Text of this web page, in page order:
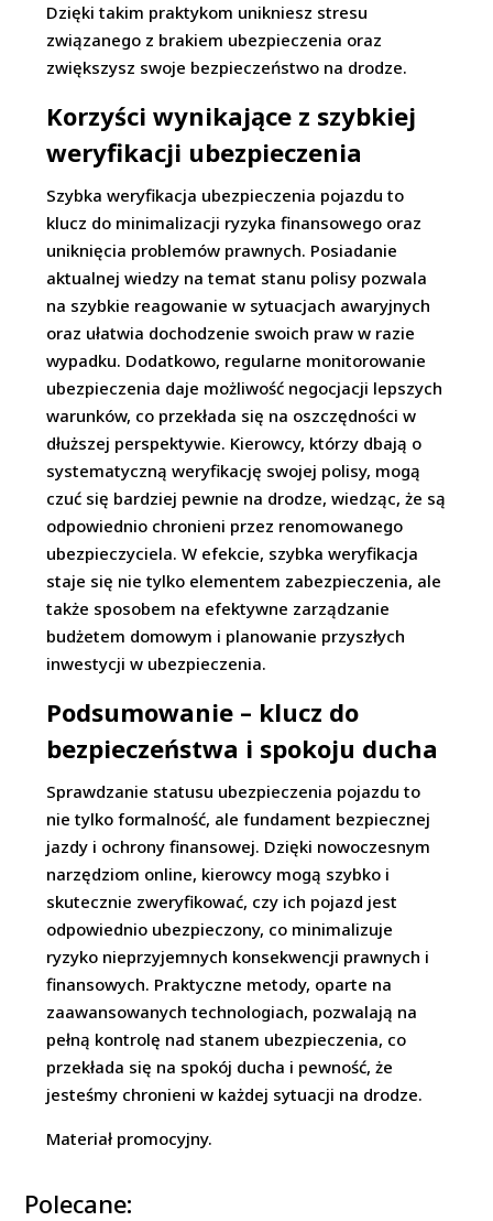
Dzięki takim praktykom unikniesz stresu
związanego z brakiem ubezpieczenia oraz
zwiększysz swoje bezpieczeństwo na drodze.
Korzyści wynikające z szybkiej
weryfikacji ubezpieczenia
Szybka weryfikacja ubezpieczenia pojazdu to
klucz do minimalizacji ryzyka finansowego oraz
uniknięcia problemów prawnych. Posiadanie
aktualnej wiedzy na temat stanu polisy pozwala
na szybkie reagowanie w sytuacjach awaryjnych
oraz ułatwia dochodzenie swoich praw w razie
wypadku. Dodatkowo, regularne monitorowanie
ubezpieczenia daje możliwość negocjacji lepszych
warunków, co przekłada się na oszczędności w
dłuższej perspektywie. Kierowcy, którzy dbają o
systematyczną weryfikację swojej polisy, mogą
czuć się bardziej pewnie na drodze, wiedząc, że są
odpowiednio chronieni przez renomowanego
ubezpieczyciela. W efekcie, szybka weryfikacja
staje się nie tylko elementem zabezpieczenia, ale
także sposobem na efektywne zarządzanie
budżetem domowym i planowanie przyszłych
inwestycji w ubezpieczenia.
Podsumowanie – klucz do
bezpieczeństwa i spokoju ducha
Sprawdzanie statusu ubezpieczenia pojazdu to
nie tylko formalność, ale fundament bezpiecznej
jazdy i ochrony finansowej. Dzięki nowoczesnym
narzędziom online, kierowcy mogą szybko i
skutecznie zweryfikować, czy ich pojazd jest
odpowiednio ubezpieczony, co minimalizuje
ryzyko nieprzyjemnych konsekwencji prawnych i
finansowych. Praktyczne metody, oparte na
zaawansowanych technologiach, pozwalają na
pełną kontrolę nad stanem ubezpieczenia, co
przekłada się na spokój ducha i pewność, że
jesteśmy chronieni w każdej sytuacji na drodze.
Materiał promocyjny.
Polecane: